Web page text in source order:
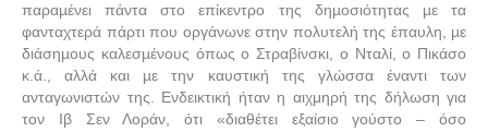
παραµένει πάντα στο επίκεντρο της δηµοσιότητας µε τα
φανταχτερά πάρτι που οργάνωνε στην πολυτελή της έπαυλη, µε
διάσηµους καλεσµένους όπως ο Στραβίνσκι, ο Νταλί, ο Πικάσο
κ.ά., αλλά και µε την καυστική της γλώσσα έναντι των
ανταγωνιστών της. Ενδεικτική ήταν η αιχμηρή της δήλωση για
τον Ιβ Σεν Λοράν, ότι «διαθέτει εξαίσιο γούστο – όσο